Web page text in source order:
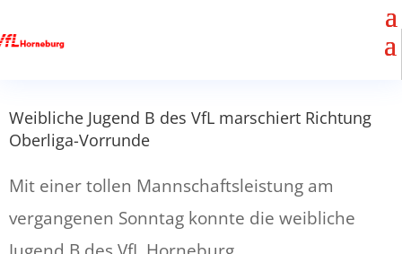
Weibliche Jugend B des VfL marschiert Richtung
Oberliga-Vorrunde
Mit einer tollen Mannschaftsleistung am
vergangenen Sonntag konnte die weibliche